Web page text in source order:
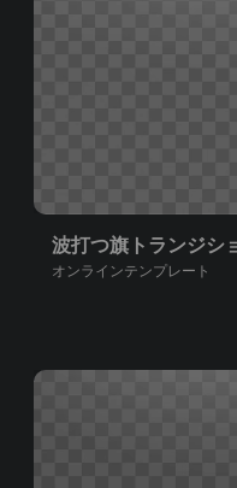
波打つ旗トランジ
オンラインテンプレート